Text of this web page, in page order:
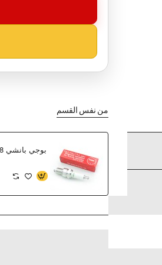
من نفس القسم
بوجي بانشي NGK 6278